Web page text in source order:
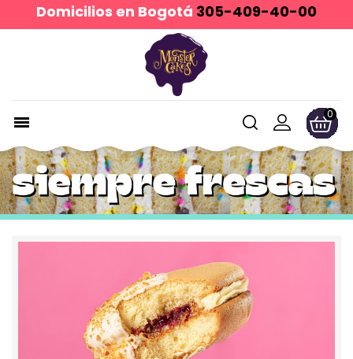
Domicilios en Bogotá 305-409-40-00
 0